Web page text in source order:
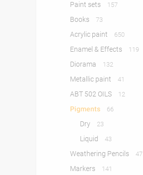
Paint sets 157
Books 73
Acrylic paint 650
Enamel & Effects 119
Diorama 132
Metallic paint 41
ABT 502 OILS 12
Pigments 66
Dry 23
Liquid 43
Weathering Pencils 47
Markers 141